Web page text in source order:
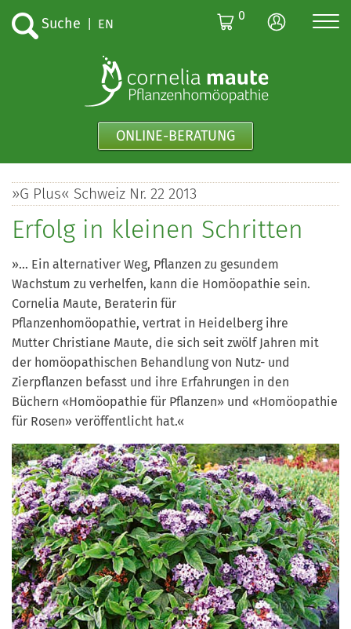
Suche EN
0
ONLINE-BERATUNG
»G Plus« Schweiz Nr. 22 2013
Erfolg in kleinen Schritten
»… Ein alternativer Weg, Pflanzen zu gesundem
Wachstum zu verhelfen, kann die Homöopathie sein.
Cornelia Maute, Beraterin für
Pflanzenhomöopathie, vertrat in Heidelberg ihre
Mutter Christiane Maute, die sich seit zwölf Jahren mit
der homöopathischen Behandlung von Nutz- und
Zierpflanzen befasst und ihre Erfahrungen in den
Büchern «Homöopathie für Pflanzen» und «Homöopathie
für Rosen» veröffentlicht hat.«